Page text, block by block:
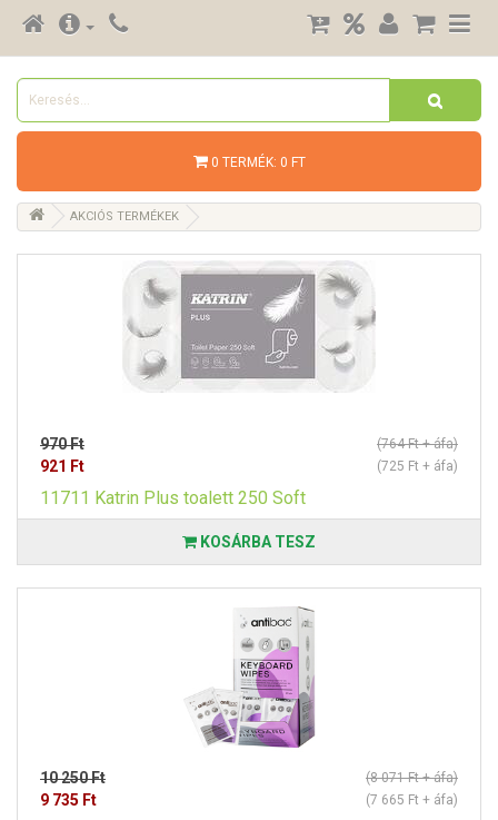
0 TERMÉK: 0 FT
AKCIÓS TERMÉKEK
970 Ft (764 Ft + áfa)
921 Ft (725 Ft + áfa)
11711 Katrin Plus toalett 250 Soft
KOSÁRBA TESZ
10 250 Ft (8 071 Ft + áfa)
9 735 Ft (7 665 Ft + áfa)